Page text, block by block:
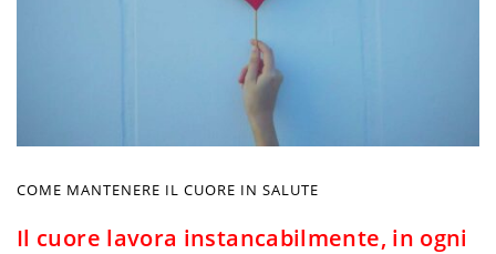
COME MANTENERE IL CUORE IN SALUTE
Il cuore lavora instancabilmente, in ogni